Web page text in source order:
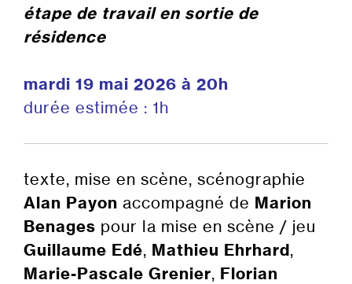
étape de travail en sortie de
résidence
mardi 19 mai 2026 à 20h
durée estimée : 1h
texte, mise en scène, scénographie
Alan Payon accompagné de Marion
Benages pour la mise en scène / jeu
Guillaume Edé, Mathieu Ehrhard,
Marie-Pascale Grenier, Florian